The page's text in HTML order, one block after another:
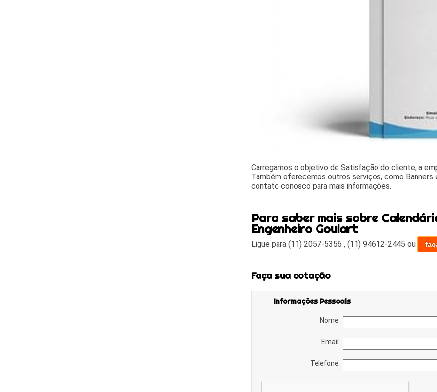
Carregamos o objetivo de Satisfação do cliente, a
Também oferecemos outros serviços, como Banners
contato conosco para mais informações.
Para saber mais sobre
Engenheiro Goulart
Ligue para(11) 2057-5356 ,(11) 94612-2445 ou
Faça sua cotação
Informações Pessoais
Nome:
Email:
Telefone: